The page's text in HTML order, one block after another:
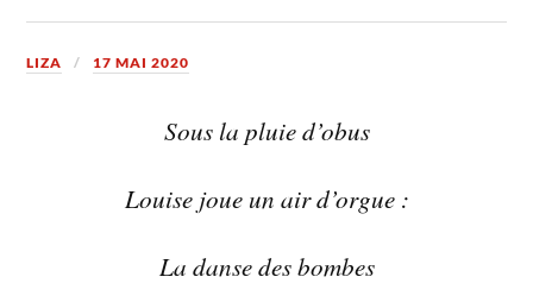
LIZA 17 MAI 2020
Sous la pluie d’obus
Louise joue un air d’orgue :
La danse des bombes